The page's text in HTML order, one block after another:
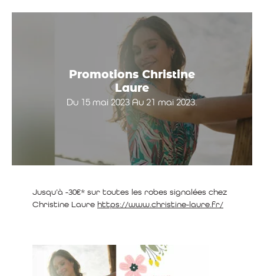
Promotions Christine
Laure
Du 15 mai 2023 Au 21 mai 2023.
Jusqu’à -30€* sur toutes les robes signalées chez
Christine Laure https://www.christine-laure.fr/